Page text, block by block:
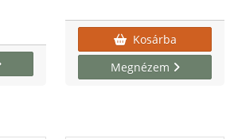
Kosárba
Megnézem